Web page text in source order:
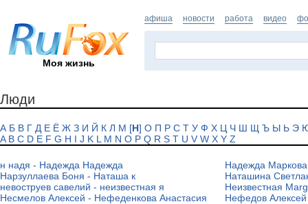
Моя жизнь
афиша новости работа видео
Люди
А Б В Г Д Е Ё Ж З И Й К Л М [Н] О П Р С Т У Ф Х Ц Ч Ш Щ Ъ Ы Ь Э
A B C D E F G H I J K L M N O P Q R S T U V W X Y Z
н надя - Надежда Надежда
Надежда
Нарзуллаева Боня - Наташа к
Наташина
невоструев савелий - неизвестная я
Неизвестная
Несмелов Алексей - Нефеденкова Анастасия
Нефедов